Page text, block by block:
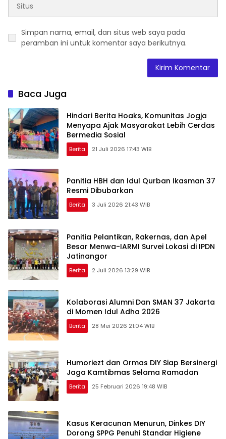
Simpan nama, email, dan situs web saya pada
peramban ini untuk komentar saya berikutnya.
Baca Juga
Hindari Berita Hoaks, Komunitas Jogja
Menyapa Ajak Masyarakat Lebih Cerdas
Bermedia Sosial
Berita 21 Juli 2026 17:43 WIB
Panitia HBH dan Idul Qurban Ikasman 37
Resmi Dibubarkan
Berita 3 Juli 2026 21:43 WIB
Panitia Pelantikan, Rakernas, dan Apel
Besar Menwa-IARMI Survei Lokasi di IPDN
Jatinangor
Berita 2 Juli 2026 13:29 WIB
Kolaborasi Alumni Dan SMAN 37 Jakarta
di Momen Idul Adha 2026
Berita 28 Mei 2026 21:04 WIB
Humoriezt dan Ormas DIY Siap Bersinergi
Jaga Kamtibmas Selama Ramadan
Berita 25 Februari 2026 19:48 WIB
Kasus Keracunan Menurun, Dinkes DIY
Dorong SPPG Penuhi Standar Higiene